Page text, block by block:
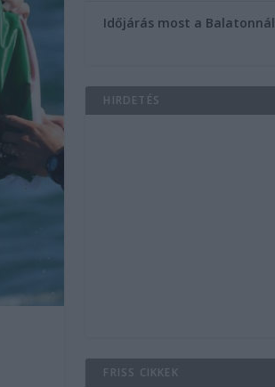
Időjárás most a Balatonnál
HIRDETÉS
FRISS CIKKEK